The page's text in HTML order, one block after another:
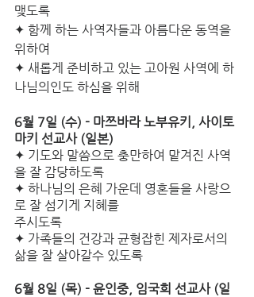
맺도록
✦ 함께 하는 사역자들과 아름다운 동역을
위하여
✦ 새롭게 준비하고 있는 고아원 사역에 하
나님의인도 하심을 위해
6월 7일 (수) - 마쯔바라 노부유키, 사이토
마키 선교사 (일본)
✦ 기도와 말씀으로 충만하여 맡겨진 사역
을 잘 감당하도록
✦ 하나님의 은혜 가운데 영혼들을 사랑으
로 잘 섬기게 지혜를
주시도록
✦ 가족들의 건강과 균형잡힌 제자로서의
삶을 잘 살아갈수 있도록
6월 8일 (목) - 윤인중, 임국희 선교사 (일